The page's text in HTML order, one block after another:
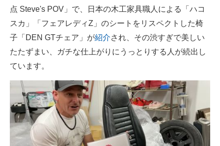
ITの今と未来を見通す
スマホと通信の最新トレンド
進化するPCとデバイスの未来
好きが集まる 比べて選べる
ビジネスと働き方のヒント
AI活用のいまが分かる
企業ITのトレンドを詳説
点 Steve's POV」で、日本の木工家具職人による「ハコ
スカ」「フェアレディZ」のシートをリスペクトした椅
子「DEN GTチェア」が紹介され、その渋すぎで美しい
たたずまい、ガチな仕上がりにうっとりする人が続出し
ています。